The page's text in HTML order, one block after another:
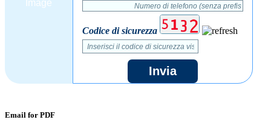
Codice di sicurezza
Invia
Email for PDF